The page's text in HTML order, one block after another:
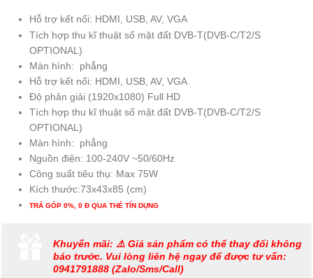
Hỗ trợ kết nối: HDMI, USB, AV, VGA
Tích hợp thu kĩ thuật số mặt đất DVB-T(DVB-C/T2/S
OPTIONAL)
Màn hình: phẳng
Hỗ trợ kết nối: HDMI, USB, AV, VGA
Độ phân giải (1920x1080) Full HD
Tích hợp thu kĩ thuật số mặt đất DVB-T(DVB-C/T2/S
OPTIONAL)
Màn hình: phẳng
Nguồn điện: 100-240V ~50/60Hz
Công suất tiêu thụ: Max 75W
Kích thước:73x43x85 (cm)
TRẢ GÓP 0%, 0 Đ QUA THẺ TÍN DỤNG
Khuyến mãi: ⚠️ Giá sản phẩm có thể thay đổi không
báo trước. Vui lòng liên hệ ngay để được tư vấn:
0941791888 (Zalo/Sms/Call)